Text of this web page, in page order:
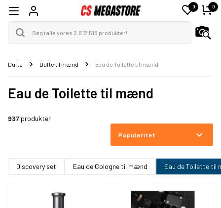
0 0
Dufte Dufte til mænd Eau de Toilette til mænd
Eau de Toilette til mænd
937 produkter
Popularitet
Discovery set Eau de Cologne til mænd Eau de Toilette til